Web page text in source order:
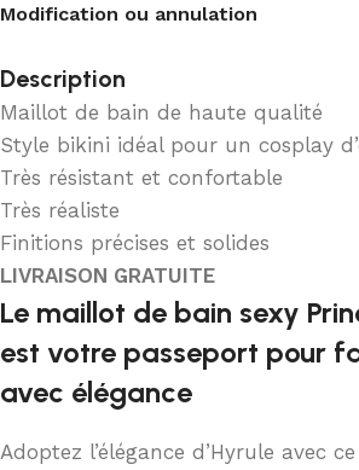
Modification ou annulation
Description
Maillot de bain de haute qualité
Style bikini idéal pour un cosplay
Très résistant et confortable
Très réaliste
Finitions précises et solides
LIVRAISON GRATUITE
Le maillot de bain sexy
est votre passeport pour
avec élégance
Adoptez l’élégance d’Hyrule avec